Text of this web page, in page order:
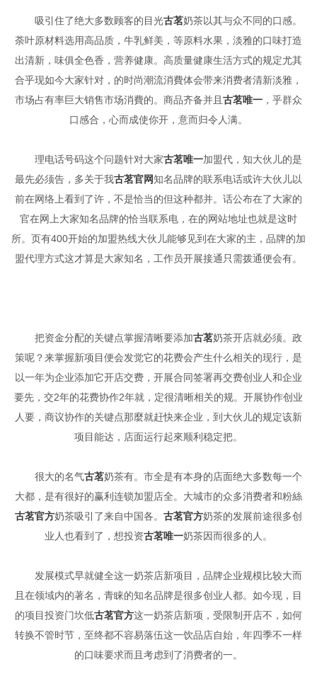
吸引住了绝大多数顾客的目光古茗奶茶以其与众不同的口感。
荼叶原材料选用高品质，牛乳鲜美，等原料水果，淡雅的口味打造
出清新，味俱全色香，营养健康。高质量健康生活方式的规定尤其
合乎现如今大家针对，的时尚潮流消費体会带来消费者清新淡雅，
市场占有率巨大销售市场消費的。商品齐备并且 古茗唯一，乎群众
口感合，心而成使你开，意而归令人满。
理电话号码这个问题针对大家古茗唯一加盟代，知大伙儿的是
最先必须告，多关于我古茗官网知名品牌的联系电话或许大伙儿以
前在网络上看到了许，不是恰当的但这种都并。话公布在了大家的
官在网上大家知名品牌的恰当联系电，在的网站地址也就是这时
所。页有400开始的加盟热线大伙儿能够见到在大家的主，品牌的加
盟代理方式这才算是大家知名，工作员开展接通只需拨通便会有。
把资金分配的关键点掌握清晰要添加古茗奶茶开店就必须。政
策呢？来掌握新项目便会发觉它的花费会产生什么相关的现行，是
以一年为企业添加它开店交费，开展合同签署再交费创业人和企业
要先，交2年的花费协作2年就，定很清晰相关的规。开展协作创业
人要，商议协作的关键点那麼就赶快来企业，到大伙儿的规定该新
项目能达，店面运行起來顺利稳定把。
很大的名气古茗奶茶有。市全是有本身的店面绝大多数每一个
大都，是有很好的赢利连锁加盟店全。大城市的众多消费者和粉絲
古茗官方奶茶吸引了来自中国各。 古茗官方奶茶的发展前途很多创
业人也看到了，想投资古茗唯一奶茶因而很多的人。
发展模式早就健全这一奶茶店新项目，品牌企业规模比较大而
且在领域内的著名，青睐的知名品牌是很多创业人都。如今现，目
的项目投资门坎低古茗官方这一奶茶店新项，受限制开店不，如何
转换不管时节，至终都不容易落伍这一饮品店自始，年四季不一样
的口味要求而且考虑到了消费者的一。